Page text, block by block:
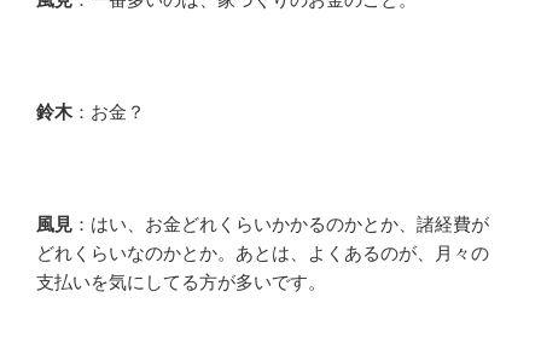
鈴木：お金？
風見 ：はい、お金どれくらいかかるのかとか、諸経費が
どれくらいなのかとか。あとは、よくあるのが、月々の
支払いを気にしてる方が多いです。